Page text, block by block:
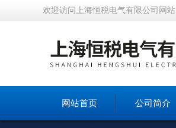
欢迎访问上海恒税电气有限公司网站
网站首页 公司简介